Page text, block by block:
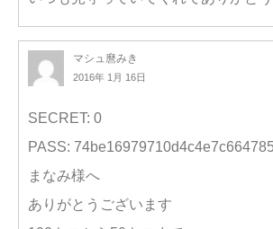
マシュ麿みき
2016年 1月 16日
SECRET: 0
PASS:
まなみ様へ
ありがとうございます